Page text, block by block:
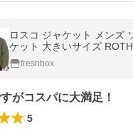
ロスコ ジャケット メンズ
ケット 大きいサイズ
アウター フリース ミリタ
【正規代理店】
freshbox
がコスパに大満足！
5